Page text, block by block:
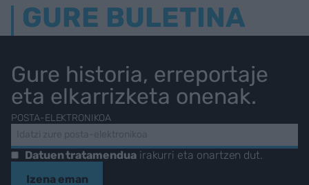
GURE BULETINA
Gure historia, erreportaje
eta elkarrizketa onenak.
POSTA-ELEKTRONIKOA
Datuen tratamenduairakurri eta onartzen dut.
Izena eman